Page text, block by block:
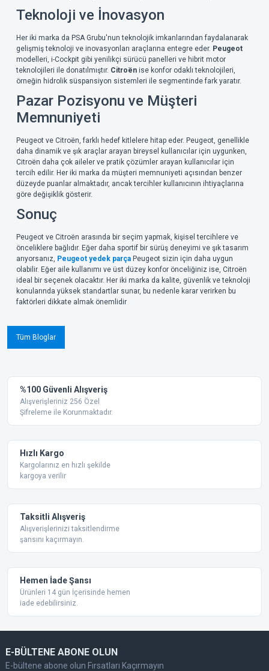
Teknoloji ve İnovasyon
Her iki marka da PSA Grubu'nun teknolojik imkanlarından faydalanarak
gelişmiş teknoloji ve inovasyonları araçlarına entegre eder. Peugeot
modelleri, i-Cockpit gibi yenilikçi sürücü panelleri ve hibrit motor
teknolojileri ile donatılmıştır. Citroën ise konfor odaklı teknolojileri,
örneğin hidrolik süspansiyon sistemleri ile segmentinde fark yaratır.
Pazar Pozisyonu ve Müşteri
Memnuniyeti
Peugeot ve Citroën, farklı hedef kitlelere hitap eder. Peugeot, genellikle
daha dinamik ve şık araçlar arayan bireysel kullanıcılar için uygunken,
Citroën daha çok aileler ve pratik çözümler arayan kullanıcılar için
tercih edilir. Her iki marka da müşteri memnuniyeti açısından benzer
düzeyde puanlar almaktadır, ancak tercihler kullanıcının ihtiyaçlarına
göre değişiklik gösterir.
Sonuç
Peugeot ve Citroën arasında bir seçim yapmak, kişisel tercihlere ve
önceliklere bağlıdır. Eğer daha sportif bir sürüş deneyimi ve şık tasarım
arıyorsanız, Peugeot yedek parça Peugeot sizin için daha uygun
olabilir. Eğer aile kullanımı ve üst düzey konfor önceliğiniz ise, Citroën
ideal bir seçenek olacaktır. Her iki marka da kalite, güvenlik ve teknoloji
konularında yüksek standartlar sunar, bu nedenle karar verirken bu
faktörleri dikkate almak önemlidir
Tüm Bloglar
%100 Güvenli Alışveriş
Alışverişleriniz 256 Özel
Şifreleme ile Korunmaktadır.
Hızlı Kargo
Kargolarınız en hızlı şekilde
kargoya verilir
Taksitli Alışveriş
Alışverişlerinizi taksitlendirme
şansını kaçırmayın.
Hemen İade Şansı
Ürünleri 14 gün İçerisinde hemen
iade edebilirsiniz.
E-BÜLTENE ABONE OLUN
E-bültene abone olun Fırsatları Kaçırmayın